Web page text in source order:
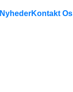
NyhederKontakt Os